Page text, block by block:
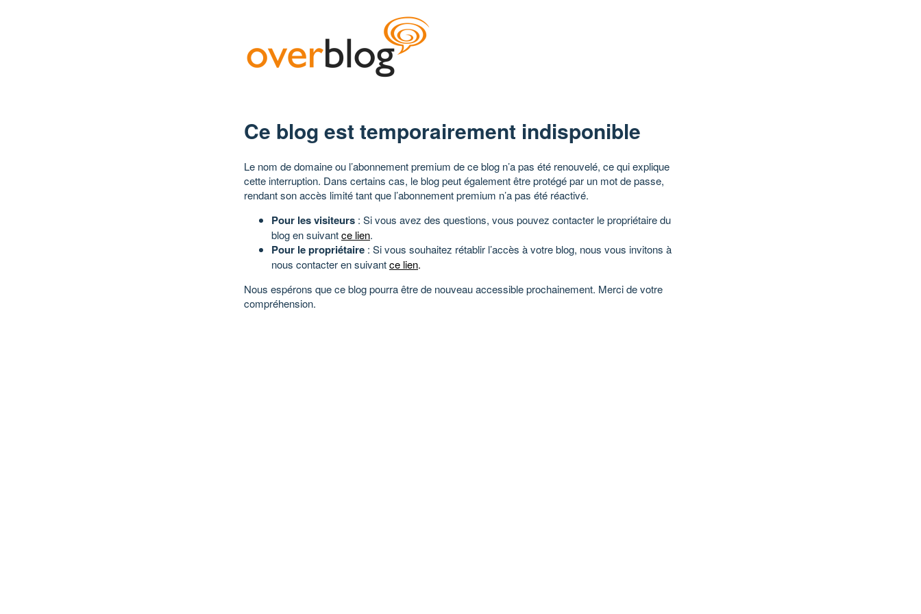
Ce blog est temporairement indisponible
Le nom de domaine ou l’abonnement premium de ce blog n’a pas été renouvelé, ce qui explique
cette interruption. Dans certains cas, le blog peut également être protégé par un mot de passe,
rendant son accès limité tant que l’abonnement premium n’a pas été réactivé.
Pour les visiteurs : Si vous avez des questions, vous pouvez contacter le propriétaire du
blog en suivantce lien.
Pour le propriétaire : Si vous souhaitez rétablir l’accès à votre blog, nous vous invitons à
nous contacter en suivantce lien.
Nous espérons que ce blog pourra être de nouveau accessible prochainement. Merci de votre
compréhension.